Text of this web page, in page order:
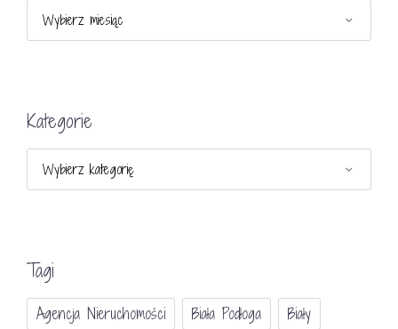
Kategorie
Tagi
Agencja Nieruchomości Biała Podłoga
Biały